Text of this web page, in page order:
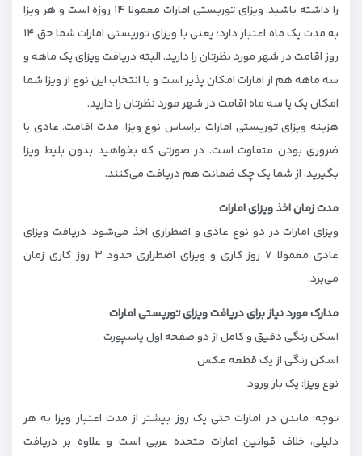
را داشته باشید. ویزای توریستی امارات معمولا ۱۴ روزه است و هر ویزا
به مدت یک ماه اعتبار دارد؛ یعنی با ویزای توریستی امارات شما حق ۱۴
روز اقامت در شهر مورد نظرتان را دارید. البته دریافت ویزای یک ماهه و
سه ماهه هم از امارات امکان پذیر است و با انتخاب این نوع از ویزا شما
امکان یک یا سه ماه اقامت در شهر مورد نظرتان را دارید.
هزینه ویزای توریستی امارات براساس نوع ویزا، مدت اقامت، عادی یا
ضروری بودن متفاوت است. در صورتی که بخواهید بدون بلیط ویزا
بگیرید، از شما یک چک ضمانت هم دریافت می‌کنند.
مدت زمان اخذ ویزای امارات
ویزای امارات در دو نوع عادی و اضطراری اخذ می‌شود. دریافت ویزای
عادی معمولا ۷ روز کاری و ویزای اضطراری حدود ۳ روز کاری زمان
می‌برد.
مدارک مورد نیاز برای دریافت ویزای توریستی امارات
اسکن رنگی دقیق و کامل از دو صفحه اول پاسپورت
اسکن رنگی از یک قطعه عکس
نوع ویزا: یک بار ورود
توجه: ماندن در امارات حتی یک روز بیشتر از مدت اعتبار ویزا به هر
دلیلی، خلاف قوانین امارات متحده عربی است و علاوه بر دریافت